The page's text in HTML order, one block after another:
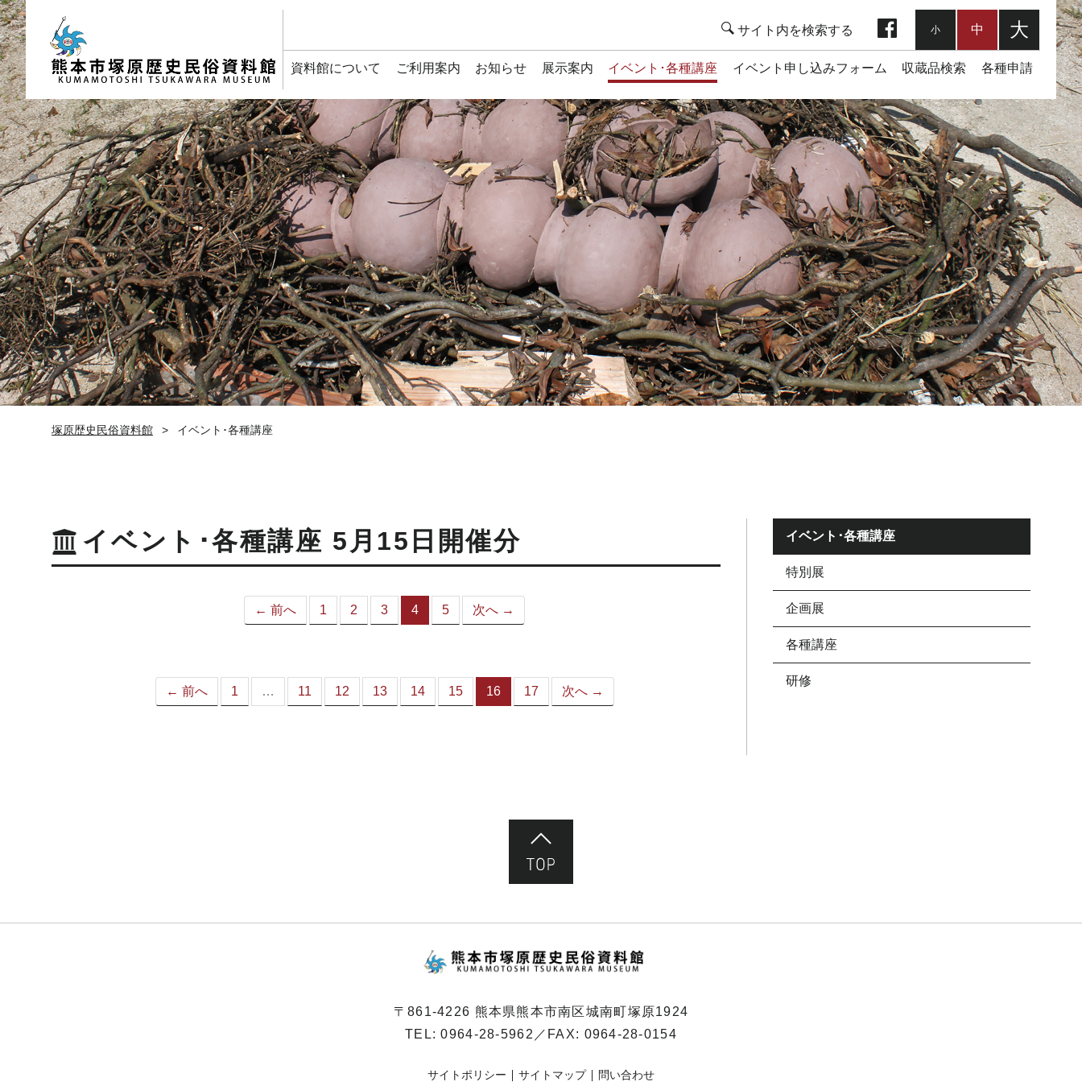
資料館について ご利用案内 お知らせ 展示案内 イベント･各種講座 イベント申し込みフォーム 収蔵品検索 各種申請
小 中 大
塚原歴史民俗資料館 イベント･各種講座
イベント･各種講座 5月15日開催分
← 前へ 1 2 3 4
（こ
ジ）
5 次へ →
← 前へ 1 … 11 12 13 14 15 16
（こ
17 次へ →
イベント･各種講座
特別展
企画展
各種講座
研修
〒861-4226 熊本県熊本市南区城南町塚原1924
TEL:0964-28-5962 ／FAX: 0964-28-0154
サイトポリシー サイトマップ 問い合わせ